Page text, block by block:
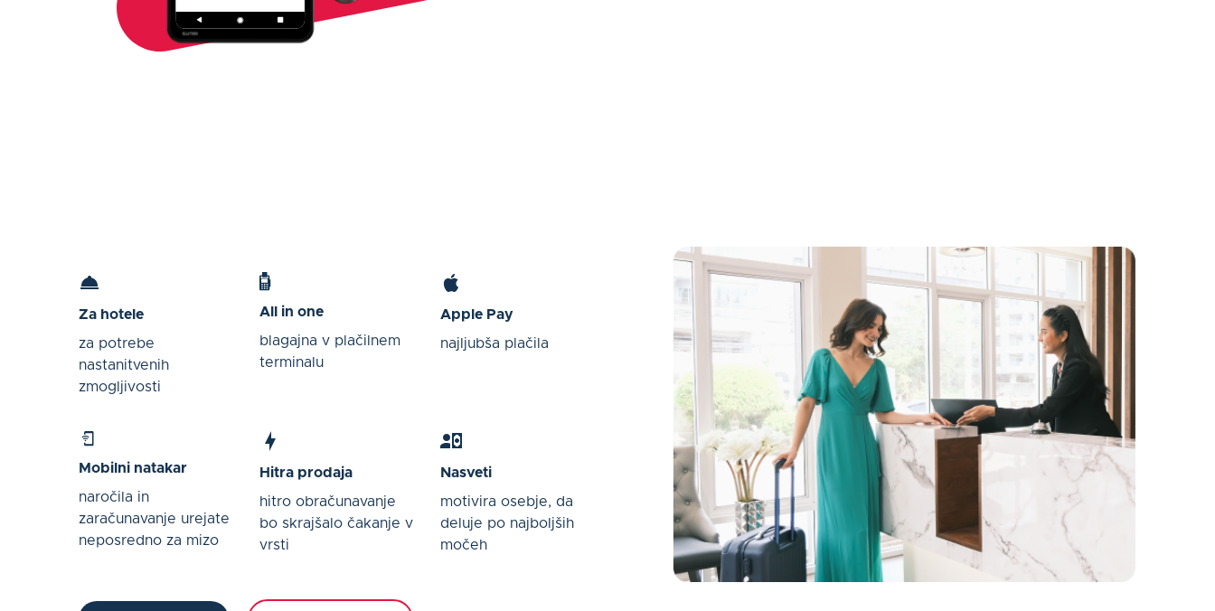
Za hotele
za potrebe
nastanitvenih
zmogljivosti
All in one
blagajna v plačilnem
terminalu
Apple Pay
najljubša plačila
Mobilni natakar
naročila in
zaračunavanje urejate
neposredno za mizo
Hitra prodaja
hitro obračunavanje
bo skrajšalo čakanje v
vrsti
Nasveti
motivira osebje, da
deluje po najboljših
močeh